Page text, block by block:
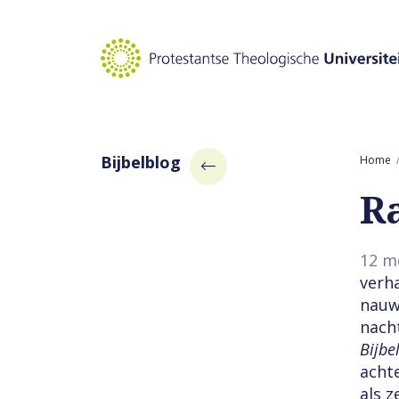
Bijbelblog Home
12
als